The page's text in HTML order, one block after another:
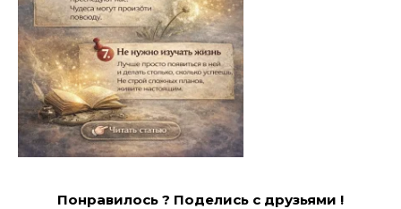
Понравилось ? Поделись с друзьями !